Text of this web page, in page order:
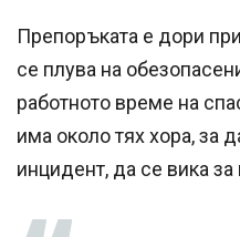
Препоръката е дори
се плува на
работното време на
има около тях хора, за
инцидент, да се вика